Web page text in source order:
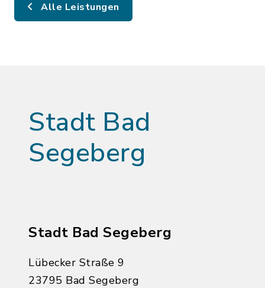
Alle Leistungen
Stadt Bad
Segeberg
Stadt Bad Segeberg
Lübecker Straße 9
23795 Bad Segeberg